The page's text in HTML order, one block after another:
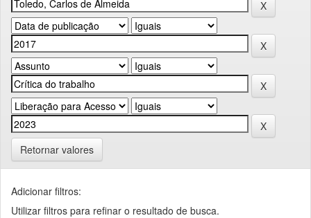
Retornar valores
Adicionar filtros:
Utilizar filtros para refinar o resultado de busca.